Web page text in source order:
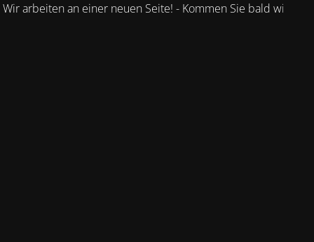
Wir arbeiten an einer neuen Seite! - Kommen Sie bald wieder.